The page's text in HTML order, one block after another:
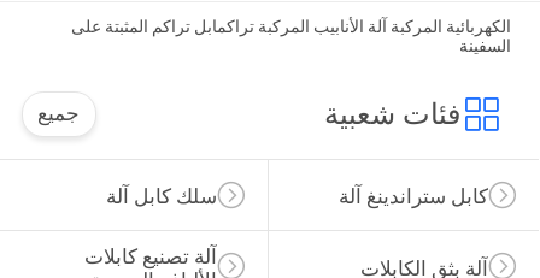
الكهربائية المركبة آلة الأنابيب المركبة تراكمابل تراكم المثبتة على
السفينة
فئات شعبية جميع
سلك كابل آلة كابل ستراندينغ آلة
آلة تصنيع كابلات
آلة بثق الكابلات